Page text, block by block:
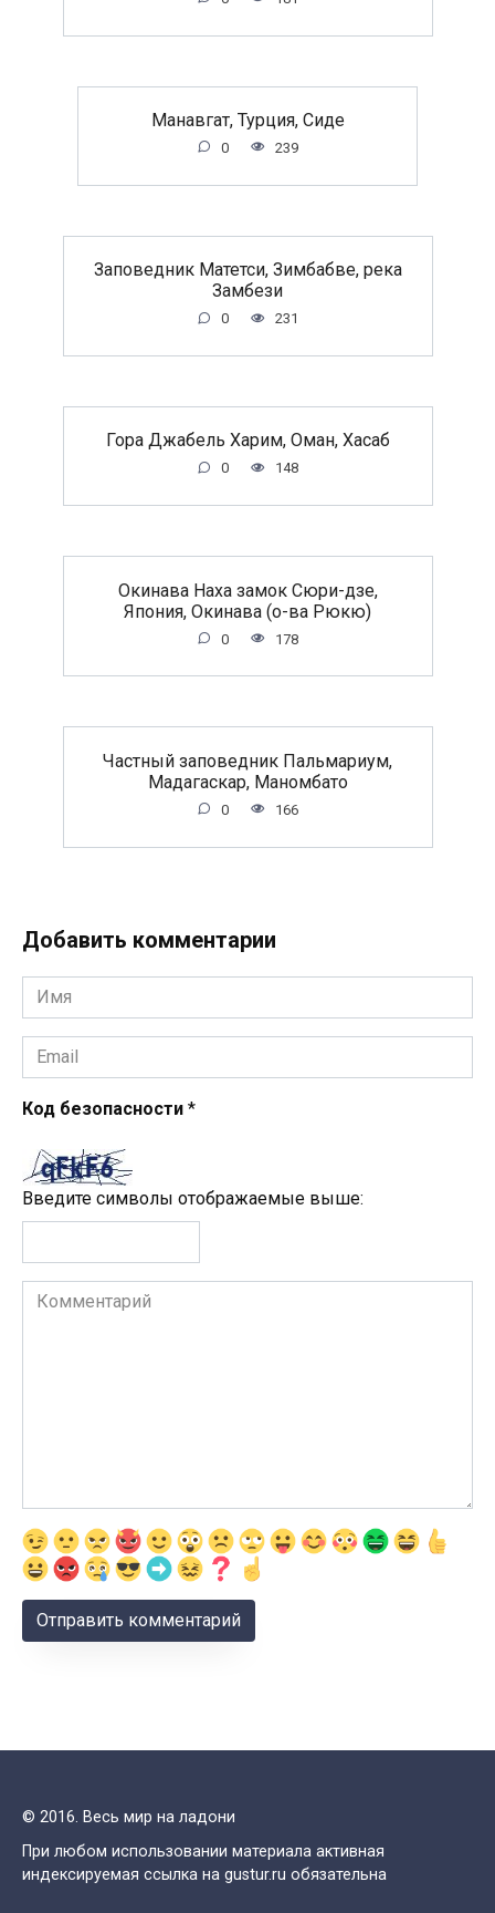
Манавгат, Турция, Сиде
0 239
Заповедник Матетси, Зимбабве, река
Замбези
0 231
Гора Джабель Харим, Оман, Хасаб
0 148
Окинава Наха замок Сюри-дзе,
Япония, Окинава (о-ва Рюкю)
0 178
Частный заповедник Пальмариум,
Мадагаскар, Маномбато
0 166
Добавить комментарии
Имя
*
Email
*
Код безопасности *
Введите символы отображаемые выше:
Комментарий
© 2016. Весь мир на ладони
При любом использовании материала активная
индексируемая ссылка на gustur.ru обязательна